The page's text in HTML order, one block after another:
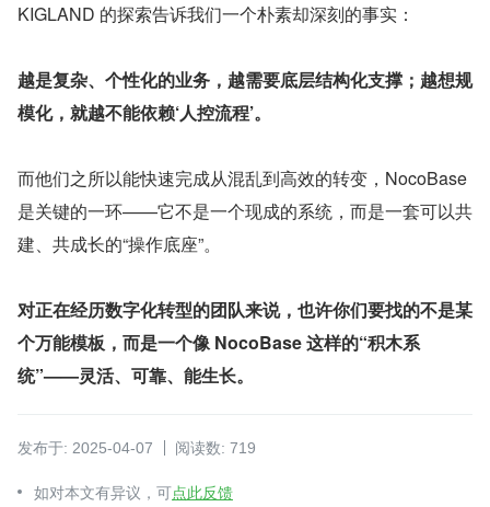
KIGLAND 的探索告诉我们一个朴素却深刻的事实：
越是复杂、个性化的业务，越需要底层结构化支撑；越想规
模化，就越不能依赖‘人控流程’。
而他们之所以能快速完成从混乱到高效的转变，NocoBase
是关键的一环——它不是一个现成的系统，而是一套可以共
建、共成长的“操作底座”。
对正在经历数字化转型的团队来说，也许你们要找的不是某
个万能模板，而是一个像 NocoBase 这样的“积木系
统”——灵活、可靠、能生长。
发布于: 2025-04-07 阅读数: 719
如对本文有异议，可点此反馈